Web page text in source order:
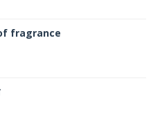
of fragrance